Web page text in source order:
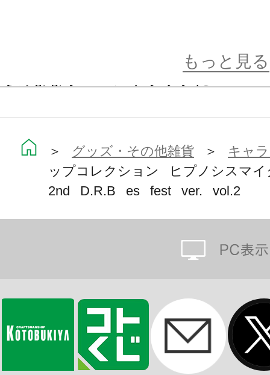
良いサイズ。
カニカンになっているのでキャラ
取り外しが可能。
キャラクター同士を組み合わせたり
することでお楽しみいただけます。
神宮寺 寂雷／伊弉冉 一二三／観音
盧笙／天谷奴 零
／波羅夷 空却／四十物 十四／天国 獄
もっと見る
＞ グッズ・その他雑貨 ＞ キャ
ップコレクション ヒプノシスマ
2nd D.R.B es fest ver. vol.2